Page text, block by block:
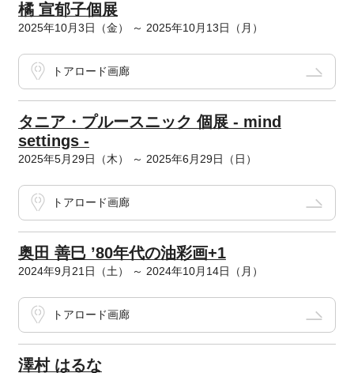
橘 宣郁子個展
2025年10月3日（金） ～ 2025年10月13日（月）
トアロード画廊
タニア・プルースニック 個展 - mind
settings -
2025年5月29日（木） ～ 2025年6月29日（日）
トアロード画廊
奥田 善巳 ’80年代の油彩画+1
2024年9月21日（土） ～ 2024年10月14日（月）
トアロード画廊
澤村 はるな